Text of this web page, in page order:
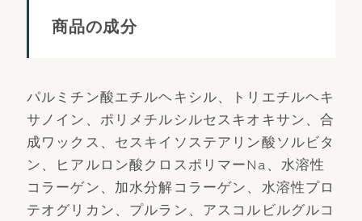
商品の成分
パルミチン酸エチルヘキシル、トリエチルヘキ
サノイン、ポリメチルシルセスキオキサン、合
成ワックス、セスキイソステアリン酸ソルビタ
ン、ヒアルロン酸クロスポリマーNa、水溶性
コラーゲン、加水分解コラーゲン、水溶性プロ
テオグリカン、プルラン、アスコルビルグルコ